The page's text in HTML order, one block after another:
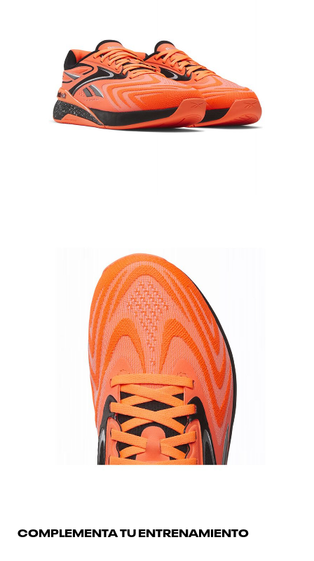
COMPLEMENTA TU ENTRENAMIENTO